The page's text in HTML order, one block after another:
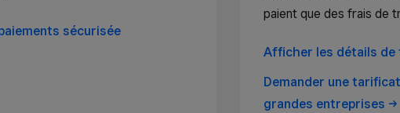
sécurisée
paient que des frais de
Afficher les détails de
Demander une
grandes entreprises